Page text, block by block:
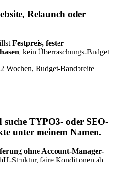
Relaunch oder
Festpreis, fester
, kein Überraschungs-Budget.
Wochen, Budget-Bandbreite
TYPO3- oder SEO-
unter meinem Namen.
ohne Account-Manager-
Struktur, faire Konditionen ab